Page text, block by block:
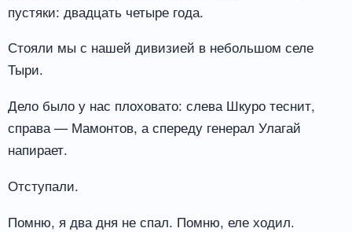
пустяки: двадцать четыре года.
Стояли мы с нашей дивизией в небольшом селе
Тыри.
Дело было у нас плоховато: слева Шкуро теснит,
справа — Мамонтов, а спереду генерал Улагай
напирает.
Отступали.
Помню, я два дня не спал. Помню, еле ходил.